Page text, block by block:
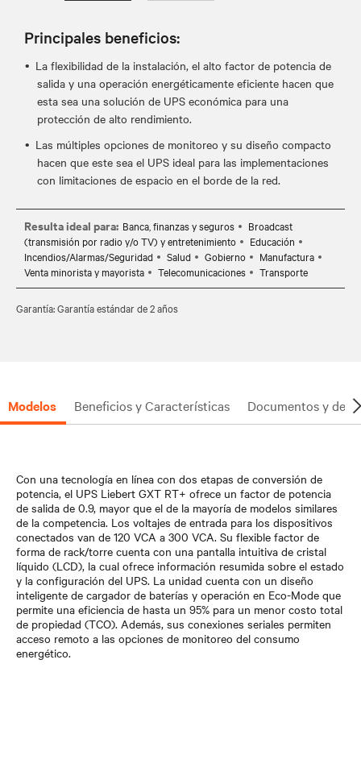
Principales beneficios:
La flexibilidad de la instalación, el alto factor de potencia de
salida y una operación energéticamente eficiente hacen que
esta sea una solución de UPS económica para una
protección de alto rendimiento.
Las múltiples opciones de monitoreo y su diseño compacto
hacen que este sea el UPS ideal para las implementaciones
con limitaciones de espacio en el borde de la red.
Resulta ideal para: Banca, finanzas y seguros
Broadcast
(transmisión por radio y/o TV) y entretenimiento
Educación
Incendios/Alarmas/Seguridad
Salud Gobierno
Manufactura
Venta minorista y mayorista
Telecomunicaciones Transporte
Garantía: Garantía estándar de 2 años
Modelos Beneficios y Características Documentos y
Con una tecnología en línea con dos etapas de conversión de
potencia, el UPS Liebert GXT RT+ ofrece un factor de potencia
de salida de 0.9, mayor que el de la mayoría de modelos similares
de la competencia. Los voltajes de entrada para los dispositivos
conectados van de 120 VCA a 300 VCA. Su flexible factor de
forma de rack/torre cuenta con una pantalla intuitiva de cristal
líquido (LCD), la cual ofrece información resumida sobre el estado
y la configuración del UPS. La unidad cuenta con un diseño
inteligente de cargador de baterías y operación en Eco-Mode que
permite una eficiencia de hasta un 95% para un menor costo total
de propiedad (TCO). Además, sus conexiones seriales permiten
acceso remoto a las opciones de monitoreo del consumo
energético.